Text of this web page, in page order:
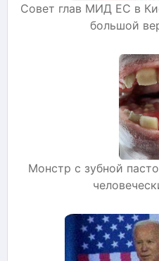
Совет глав МИД ЕС в
большой
Монстр с зубной